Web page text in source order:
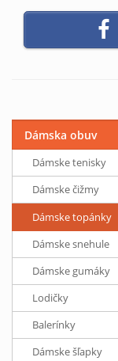
Dámska obuv
Dámske tenisky
Dámske čižmy
Dámske topánky
Dámske snehule
Dámske gumáky
Lodičky
Balerínky
Dámske šľapky